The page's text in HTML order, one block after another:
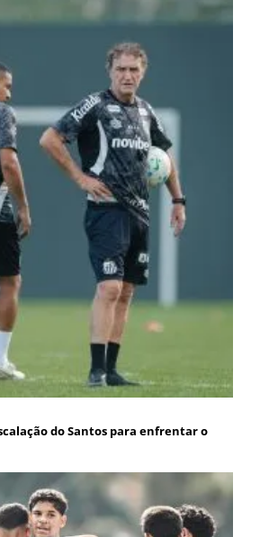
do Santos para enfrentar o